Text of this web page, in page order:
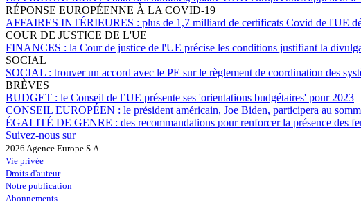
RÉPONSE EUROPÉENNE À LA COVID-19
AFFAIRES INTÉRIEURES : plus de 1,7 milliard de certificats Covid de l'UE
COUR DE JUSTICE DE L'UE
FINANCES : la Cour de justice de l'UE précise les conditions justifiant la
SOCIAL
SOCIAL : trouver un accord avec le PE sur le règlement de coordination des
BRÈVES
BUDGET : le Conseil de l’UE présente ses 'orientations budgétaires' pour 2023
CONSEIL EUROPÉEN : le président américain, Joe Biden, participera au
ÉGALITÉ DE GENRE : des recommandations pour renforcer la présence des
Suivez-nous sur
2026 Agence Europe S.A.
Vie privée
Droits d'auteur
Notre publication
Abonnements